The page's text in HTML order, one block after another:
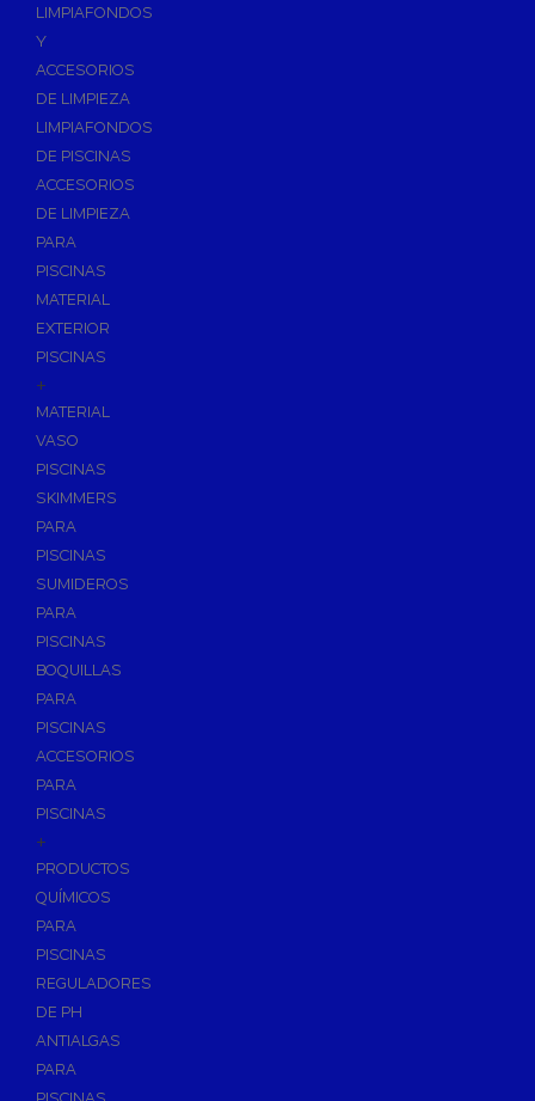
LIMPIAFONDOS
Y
ACCESORIOS
DE LIMPIEZA
LIMPIAFONDOS
DE PISCINAS
ACCESORIOS
DE LIMPIEZA
PARA
PISCINAS
MATERIAL
EXTERIOR
PISCINAS
+
MATERIAL
VASO
PISCINAS
SKIMMERS
PARA
PISCINAS
SUMIDEROS
PARA
PISCINAS
BOQUILLAS
PARA
PISCINAS
ACCESORIOS
PARA
PISCINAS
+
PRODUCTOS
QUÍMICOS
PARA
PISCINAS
REGULADORES
DE PH
ANTIALGAS
PARA